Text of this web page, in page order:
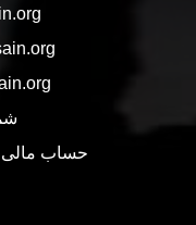
حساب